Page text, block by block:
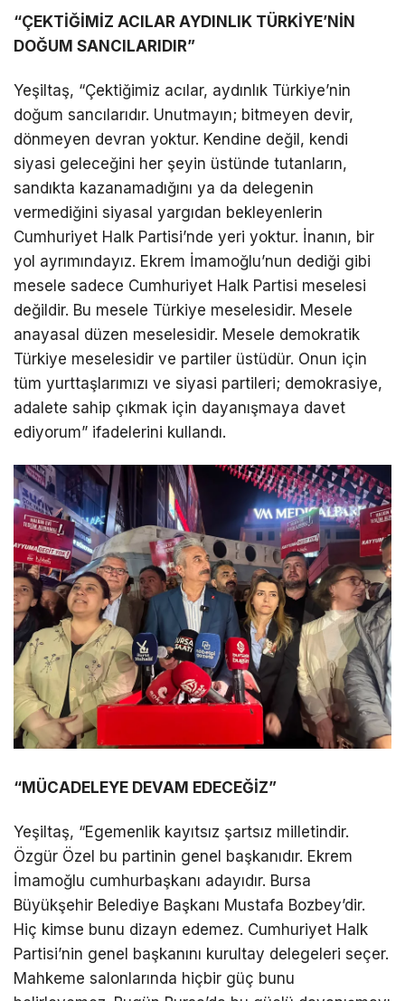
“ÇEKTİĞİMİZ ACILAR AYDINLIK TÜRKİYE’NİN
DOĞUM SANCILARIDIR”
Yeşiltaş, “Çektiğimiz acılar, aydınlık Türkiye’nin
doğum sancılarıdır. Unutmayın; bitmeyen devir,
dönmeyen devran yoktur. Kendine değil, kendi
siyasi geleceğini her şeyin üstünde tutanların,
sandıkta kazanamadığını ya da delegenin
vermediğini siyasal yargıdan bekleyenlerin
Cumhuriyet Halk Partisi’nde yeri yoktur. İnanın, bir
yol ayrımındayız. Ekrem İmamoğlu’nun dediği gibi
mesele sadece Cumhuriyet Halk Partisi meselesi
değildir. Bu mesele Türkiye meselesidir. Mesele
anayasal düzen meselesidir. Mesele demokratik
Türkiye meselesidir ve partiler üstüdür. Onun için
tüm yurttaşlarımızı ve siyasi partileri; demokrasiye,
adalete sahip çıkmak için dayanışmaya davet
ediyorum” ifadelerini kullandı.
“MÜCADELEYE DEVAM EDECEĞİZ”
Yeşiltaş, “Egemenlik kayıtsız şartsız milletindir.
Özgür Özel bu partinin genel başkanıdır. Ekrem
İmamoğlu cumhurbaşkanı adayıdır. Bursa
Büyükşehir Belediye Başkanı Mustafa Bozbey’dir.
Hiç kimse bunu dizayn edemez. Cumhuriyet Halk
Partisi’nin genel başkanını kurultay delegeleri seçer.
Mahkeme salonlarında hiçbir güç bunu